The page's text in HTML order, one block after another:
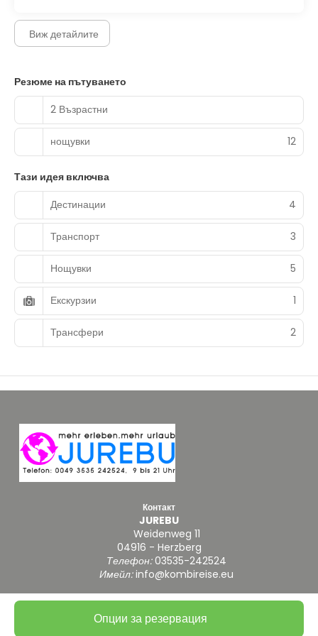
Опции за резервация
Виж детайлите
Резюме на пътуването
2 Възрастни
нощувки 12
Тази идея включва
Дестинации
4
Транспорт 3
Нощувки 5
Екскурзии 1
Трансфери 2
Контакт
JUREBU
Weidenweg 11
04916 - Herzberg
Телефон:03535-242524
Имейл:info@kombireise.eu
@ Copyright 2026